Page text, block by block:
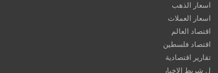
اسعار الذهب
اسعار العملات
اقتصاد العالم
اقتصاد فلسطين
تقارير اقتصادية
ل شريط الاخبار